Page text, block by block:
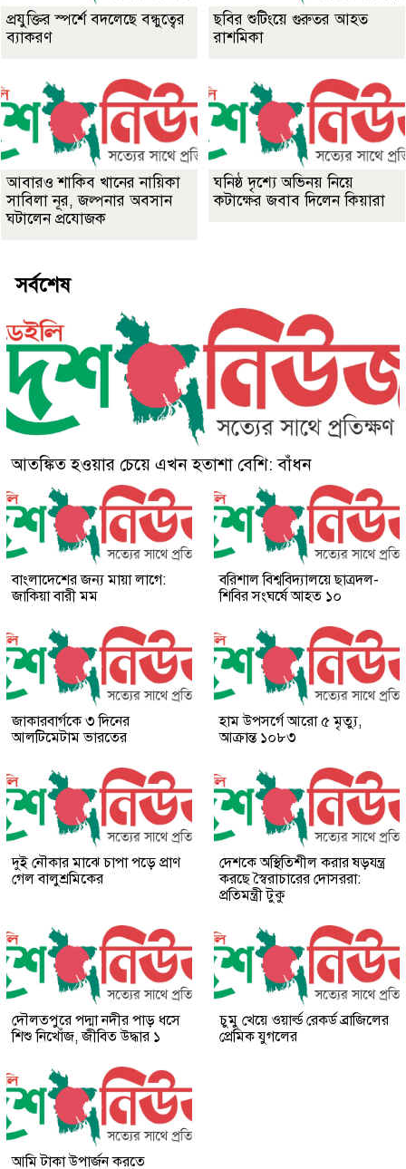
প্রযুক্তির স্পর্শে বদলেছে বন্ধুত্বের
ব্যাকরণ
ছবির শুটিংয়ে গুরুতর আহত
রাশমিকা
আবারও শাকিব খানের নায়িকা
সাবিলা নূর, জল্পনার অবসান
ঘটালেন প্রযোজক
ঘনিষ্ঠ দৃশ্যে অভিনয় নিয়ে
কটাক্ষের জবাব দিলেন কিয়ারা
সর্বশেষ
আতঙ্কিত হওয়ার চেয়ে এখন হতাশা বেশি: বাঁধন
বাংলাদেশের জন্য মায়া লাগে:
জাকিয়া বারী মম
বরিশাল বিশ্ববিদ্যালয়ে ছাত্রদল-
শিবির সংঘর্ষে আহত ১০
জাকারবার্গকে ৩ দিনের
আলটিমেটাম ভারতের
হাম উপসর্গে আরো ৫ মৃত্যু,
আক্রান্ত ১০৮৩
দুই নৌকার মাঝে চাপা পড়ে প্রাণ
গেল বালুশ্রমিকের
দেশকে অস্থিতিশীল করার ষড়যন্ত্র
করছে স্বৈরাচারের দোসররা:
প্রতিমন্ত্রী টুকু
দৌলতপুরে পদ্মা নদীর পাড় ধসে
শিশু নিখোঁজ, জীবিত উদ্ধার ১
চুমু খেয়ে ওয়ার্ল্ড রেকর্ড ব্রাজিলের
প্রেমিক যুগলের
আমি টাকা উপার্জন করতে